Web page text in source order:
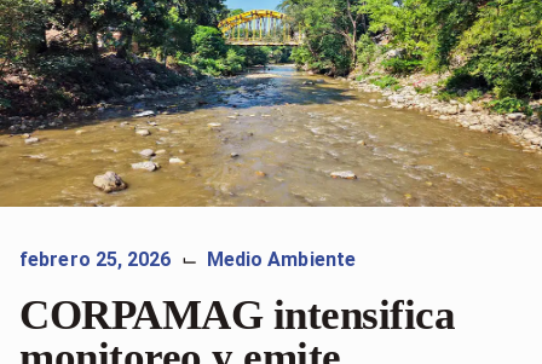
febrero 25, 2026 ⌙ Medio Ambiente
CORPAMAG intensifica